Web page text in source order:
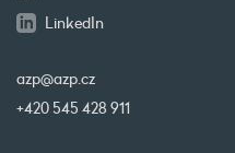
LinkedIn
azp@azp.cz
+420 545 428 911